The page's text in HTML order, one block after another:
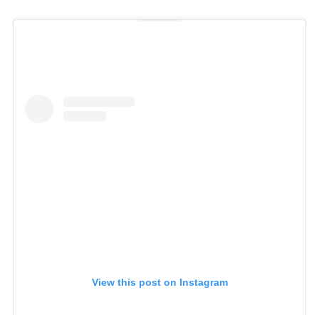
View this post on Instagram